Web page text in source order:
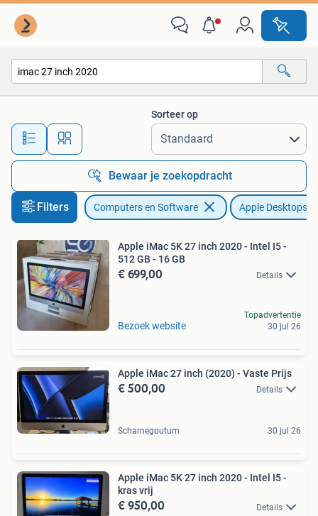
Alle afstanden…
Sorteer op
Bewaar je zoekopdracht
Filters Computers en Software Apple Desktops
Apple iMac 5K 27 inch 2020 - Intel I5 -
512 GB - 16 GB
€ 699,00 Details
Bezoek website
Topadvertentie
30 jul 26
Apple iMac 27 inch (2020) - Vaste Prijs
€ 500,00 Details
Scharnegoutum 30 jul 26
Apple iMac 5K 27 inch 2020 - Intel I5 -
kras vrij
€ 950,00 Details